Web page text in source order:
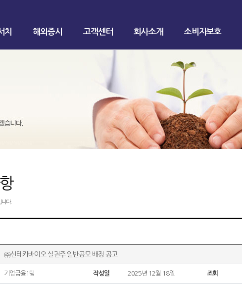
치 해외증시 고객센터 회사소개 소비자보호
니다.
㈜신테카바이오 실권주 일반공모 배정 공고
기업금융1팀 작성일 2025년 12월 18일 조회